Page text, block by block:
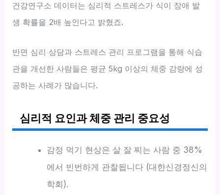
건강연구소 데이터는 심리적 스트레스가 식이 장애 발
생 확률을 2배 높인다고 밝혔죠.
반면 심리 상담과 스트레스 관리 프로그램을 통해 식습
관을 개선한 사람들은 평균 5kg 이상의 체중 감량에 성
공하는 사례가 많습니다.
심리적 요인과 체중 관리 중요성
감정 먹기 현상은 살 잘 찌는 사람 중 38%
에서 빈번하게 관찰됩니다 (대한신경정신의
학회).